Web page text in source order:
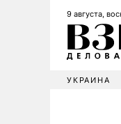
9 августа,
УКРАИНА